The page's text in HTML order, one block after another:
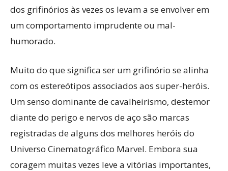
dos grifinórios às vezes os levam a se envolver em
um comportamento imprudente ou mal-
humorado.
Muito do que significa ser um grifinório se alinha
com os estereótipos associados aos super-heróis.
Um senso dominante de cavalheirismo, destemor
diante do perigo e nervos de aço são marcas
registradas de alguns dos melhores heróis do
Universo Cinematográfico Marvel. Embora sua
coragem muitas vezes leve a vitórias importantes,